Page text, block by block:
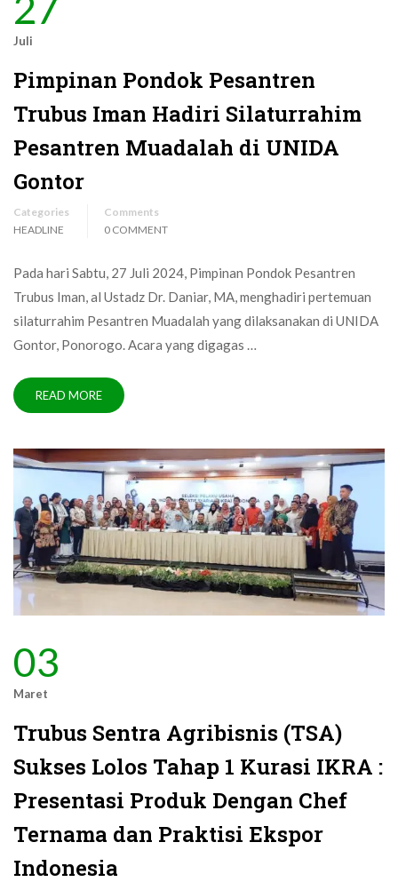
Juli
Pimpinan Pondok Pesantren
Trubus Iman Hadiri Silaturrahim
Pesantren Muadalah di UNIDA
Gontor
Categories
HEADLINE
Comments
0 COMMENT
Pada hari Sabtu, 27 Juli 2024, Pimpinan Pondok Pesantren
Trubus Iman, al Ustadz Dr. Daniar, MA, menghadiri pertemuan
silaturrahim Pesantren Muadalah yang dilaksanakan di UNIDA
Gontor, Ponorogo. Acara yang digagas …
READ MORE
03
Maret
Trubus Sentra Agribisnis (TSA)
Sukses Lolos Tahap 1 Kurasi IKRA :
Presentasi Produk Dengan Chef
Ternama dan Praktisi Ekspor
Indonesia